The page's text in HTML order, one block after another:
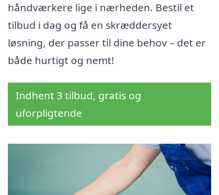
håndværkere lige i nærheden. Bestil et
tilbud i dag og få en skræddersyet
løsning, der passer til dine behov – det er
både hurtigt og nemt!
Indhent 3 tilbud, gratis og
uforpligtende